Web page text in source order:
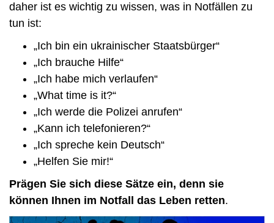
daher ist es wichtig zu wissen, was in Notfällen zu
tun ist:
„Ich bin ein ukrainischer Staatsbürger“
„Ich brauche Hilfe“
„Ich habe mich verlaufen“
„What time is it?“
„Ich werde die Polizei anrufen“
„Kann ich telefonieren?“
„Ich spreche kein Deutsch“
„Helfen Sie mir!“
Prägen Sie sich diese Sätze ein, denn sie
können Ihnen im Notfall das Leben retten.